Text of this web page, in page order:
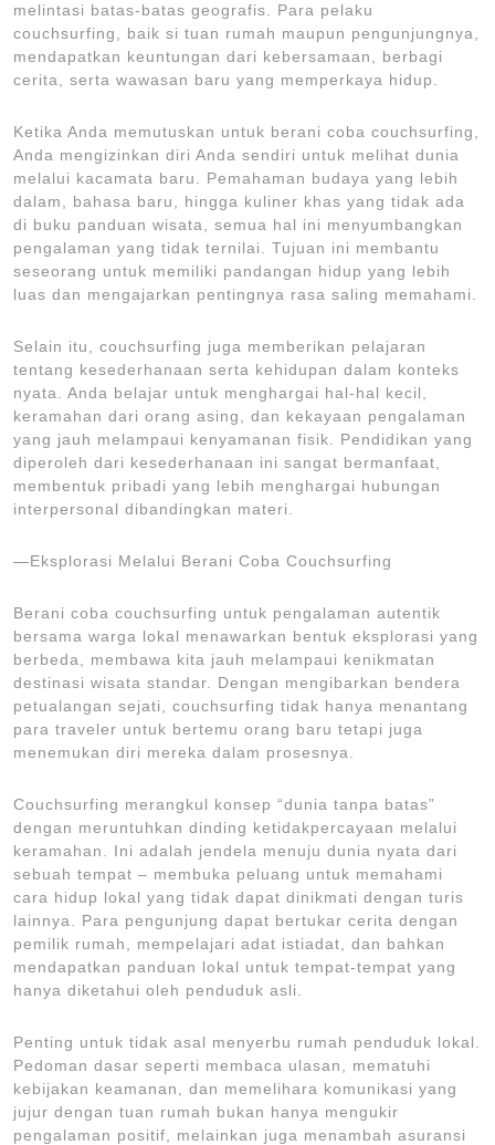
melintasi batas-batas geografis. Para pelaku
couchsurfing, baik si tuan rumah maupun pengunjungnya,
mendapatkan keuntungan dari kebersamaan, berbagi
cerita, serta wawasan baru yang memperkaya hidup.
Ketika Anda memutuskan untuk berani coba couchsurfing,
Anda mengizinkan diri Anda sendiri untuk melihat dunia
melalui kacamata baru. Pemahaman budaya yang lebih
dalam, bahasa baru, hingga kuliner khas yang tidak ada
di buku panduan wisata, semua hal ini menyumbangkan
pengalaman yang tidak ternilai. Tujuan ini membantu
seseorang untuk memiliki pandangan hidup yang lebih
luas dan mengajarkan pentingnya rasa saling memahami.
Selain itu, couchsurfing juga memberikan pelajaran
tentang kesederhanaan serta kehidupan dalam konteks
nyata. Anda belajar untuk menghargai hal-hal kecil,
keramahan dari orang asing, dan kekayaan pengalaman
yang jauh melampaui kenyamanan fisik. Pendidikan yang
diperoleh dari kesederhanaan ini sangat bermanfaat,
membentuk pribadi yang lebih menghargai hubungan
interpersonal dibandingkan materi.
—Eksplorasi Melalui Berani Coba Couchsurfing
Berani coba couchsurfing untuk pengalaman autentik
bersama warga lokal menawarkan bentuk eksplorasi yang
berbeda, membawa kita jauh melampaui kenikmatan
destinasi wisata standar. Dengan mengibarkan bendera
petualangan sejati, couchsurfing tidak hanya menantang
para traveler untuk bertemu orang baru tetapi juga
menemukan diri mereka dalam prosesnya.
Couchsurfing merangkul konsep “dunia tanpa batas”
dengan meruntuhkan dinding ketidakpercayaan melalui
keramahan. Ini adalah jendela menuju dunia nyata dari
sebuah tempat – membuka peluang untuk memahami
cara hidup lokal yang tidak dapat dinikmati dengan turis
lainnya. Para pengunjung dapat bertukar cerita dengan
pemilik rumah, mempelajari adat istiadat, dan bahkan
mendapatkan panduan lokal untuk tempat-tempat yang
hanya diketahui oleh penduduk asli.
Penting untuk tidak asal menyerbu rumah penduduk lokal.
Pedoman dasar seperti membaca ulasan, mematuhi
kebijakan keamanan, dan memelihara komunikasi yang
jujur dengan tuan rumah bukan hanya mengukir
pengalaman positif, melainkan juga menambah asuransi